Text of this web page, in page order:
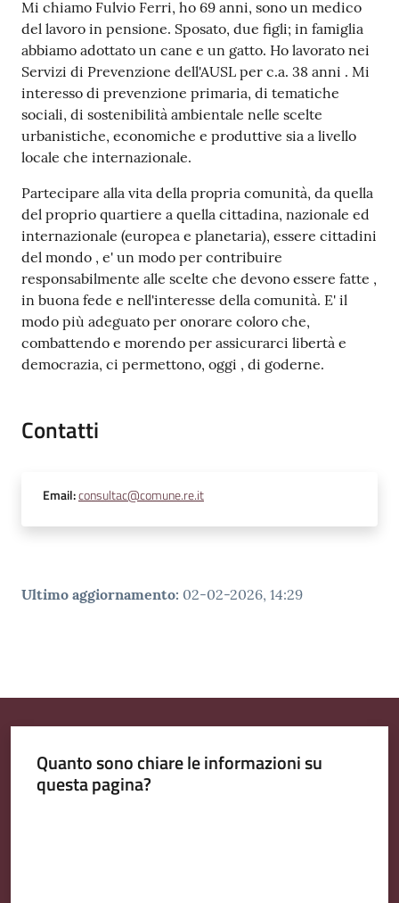
Mi chiamo Fulvio Ferri, ho 69 anni, sono un medico
del lavoro in pensione. Sposato, due figli; in famiglia
abbiamo adottato un cane e un gatto. Ho lavorato nei
Servizi di Prevenzione dell'AUSL per c.a. 38 anni . Mi
interesso di prevenzione primaria, di tematiche
sociali, di sostenibilità ambientale nelle scelte
urbanistiche, economiche e produttive sia a livello
locale che internazionale.
Partecipare alla vita della propria comunità, da quella
del proprio quartiere a quella cittadina, nazionale ed
internazionale (europea e planetaria), essere cittadini
del mondo , e' un modo per contribuire
responsabilmente alle scelte che devono essere fatte ,
in buona fede e nell'interesse della comunità. E' il
modo più adeguato per onorare coloro che,
combattendo e morendo per assicurarci libertà e
democrazia, ci permettono, oggi , di goderne.
Contatti
Email:consultac@comune.re.it
Ultimo aggiornamento: 02-02-2026, 14:29
Quanto sono chiare le informazioni su
questa pagina?